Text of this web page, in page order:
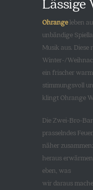
Ohrangeleben
unbändige
Musik aus. Diese
Winter-/
ein frischer
stimmungsvoll
klingt Ohrange
Die Zwei-Bro-
prasselndes
näher
heraus
eben, was
wir daraus